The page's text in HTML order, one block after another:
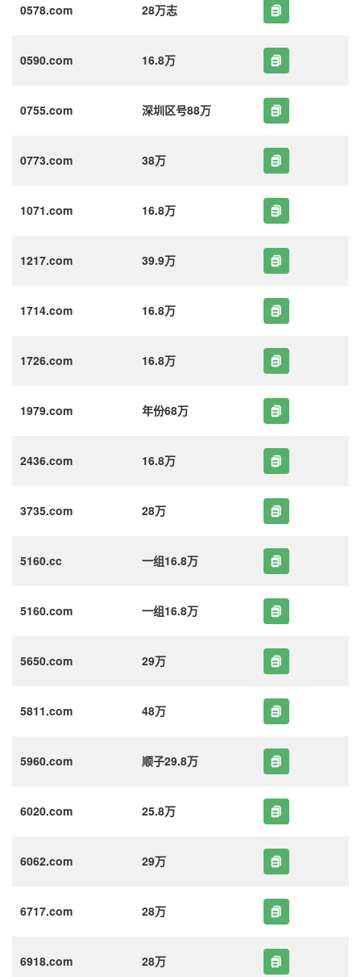
0578.com 28万志
0590.com 16.8万
0755.com 深圳区号88万
0773.com 38万
1071.com 16.8万
1217.com 39.9万
1714.com 16.8万
1726.com 16.8万
1979.com 年份68万
2436.com 16.8万
3735.com 28万
5160.cc 一组16.8万
5160.com 一组16.8万
5650.com 29万
5811.com 48万
5960.com 顺子29.8万
6020.com 25.8万
6062.com 29万
6717.com 28万
6918.com 28万